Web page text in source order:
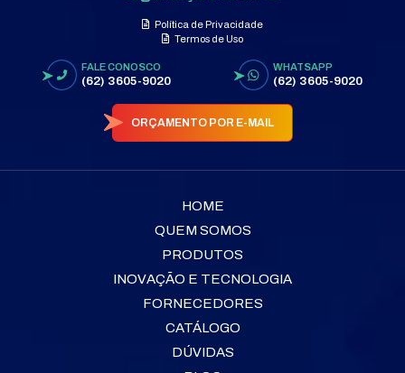
Política de Privacidade
Termos de Uso
FALE CONOSCO
(62) 3605-9020
WHATSAPP
(62) 3605-9020
ORÇAMENTO POR E-MAIL
HOME
QUEM SOMOS
PRODUTOS
INOVAÇÃO E TECNOLOGIA
FORNECEDORES
CATÁLOGO
DÚVIDAS